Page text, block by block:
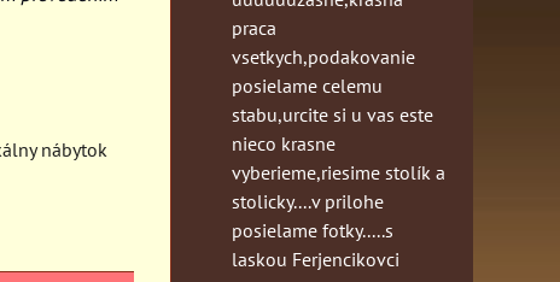
nábytok
praca
vsetkych,podakovanie
posielame celemu
stabu,urcite si u vas este
nieco krasne
vyberieme,riesime stolík a
stolicky....v prilohe
posielame fotky.....s
laskou Ferjencikovci